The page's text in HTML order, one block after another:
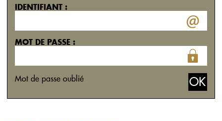
IDENTIFIANT :
MOT DE PASSE :
Mot de passe oublié